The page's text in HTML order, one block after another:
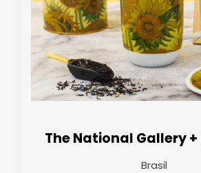
The National Gallery +
Brasil